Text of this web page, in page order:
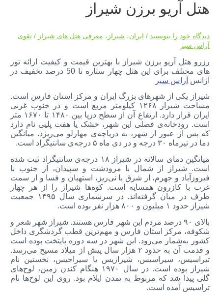
هتل آریو برزن شیراز
دیدگاه‌ خود را بنویسید / ایران، شیراز ، معرفی هتل های شیراز /تقوی
آراس سیر
رزرو هتل آریو برزن شیراز با بهترین قیمت و کیفیت ارائه تور
های مختلف برای این هتل چهار ستاره تا 50 درصد تخفیف در
آژانس آراس سیر
شیراز یکی از شهرهای بزرگ ایران و مرکز استان فارس است.
مساحت شیراز ۱۲۶۸ کیلومتر مربع است و در جنوب غربی
ایران قرار دارد. ارتفاع آن از سطح دریا بین ۱۴۸۰ تا ۱۶۷۰ متر
است. رودخانه‌ی فصلی این شهر، خشک یا هفت پلیی نام دارد
که پس از عبور از شهر،‌ به دریاچه‌ی مهارلو می‌ریزد. میانگین
دما در تیرماه ۳۰ درجه و در دی ماه ۵ درجه‌ی سانتیگراد است.
میانگین دمای سالانه در شیراز ۱۸ درجه‌ی سانتیگراد ثبت شده
است. شیراز از شمال با مرودشت و سپیدان، از جنوب با
فیروزآباد و جهرم، از شرق با نی‌ریز، استهبان و فسا و از سمت
غرب با کازرون همسایه است. کوه‌ها شیراز را از هر چهار
طرف در میان گرفته‌اند. در سرشماری سال ۱۳۹۵ جمعیت
شیراز حدود ۱ میلیون و ۸۰۰ هزار نفر بوده است.
بالای ۹۰ درصد مردم این شهر فارس هستند. شیراز شهر شعر و
شکوفه، مرکز استان فارس و مهم‌ترین قطب‌ گردشگری داخل
کشور به‌شمار می‌رود. این شهر در سه دوره پایتخت بوده است
و قدمت آن به حدود ۲ هزار سال پیش از میلاد مسیح می‌رسد.
تیراسیس،‌ سیراسیس، شیرازیس یا سیراجیس، نخستین نام
شیراز بوده است. در سال ۱۹۷۰ هنگام کندن زمین،‌ لوح‌های
گلی پیدا شد که مربوط به تمدن ایلام بود. روی این لوح‌ها نام
تراسیس آمده است.